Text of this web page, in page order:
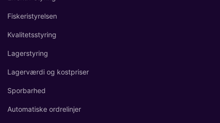
Fiskeristyrelsen
Kvalitetsstyring
Lagerstyring
Lagerværdi og kostpriser
Sporbarhed
Automatiske ordrelinjer